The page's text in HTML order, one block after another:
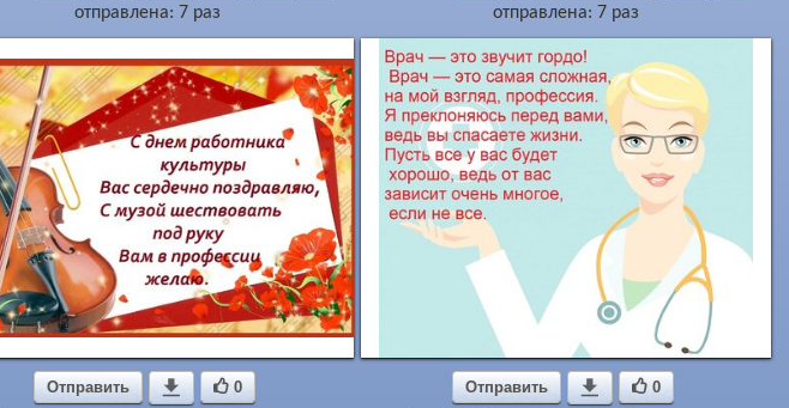
отправлена: 7 раз
отправлена: 7 раз
Отправить  0 Отправить  0